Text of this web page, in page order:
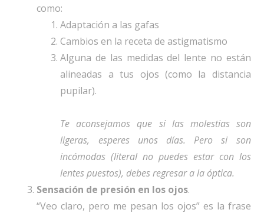
como:
Adaptación a las gafas
Cambios en la receta de astigmatismo
Alguna de las medidas del lente no están
alineadas a tus ojos (como la distancia
pupilar).
Te aconsejamos que si las molestias son
ligeras, esperes unos días. Pero si son
incómodas (literal no puedes estar con los
lentes puestos), debes regresar a la óptica.
Sensación de presión en los ojos.
“Veo claro, pero me pesan los ojos” es la frase